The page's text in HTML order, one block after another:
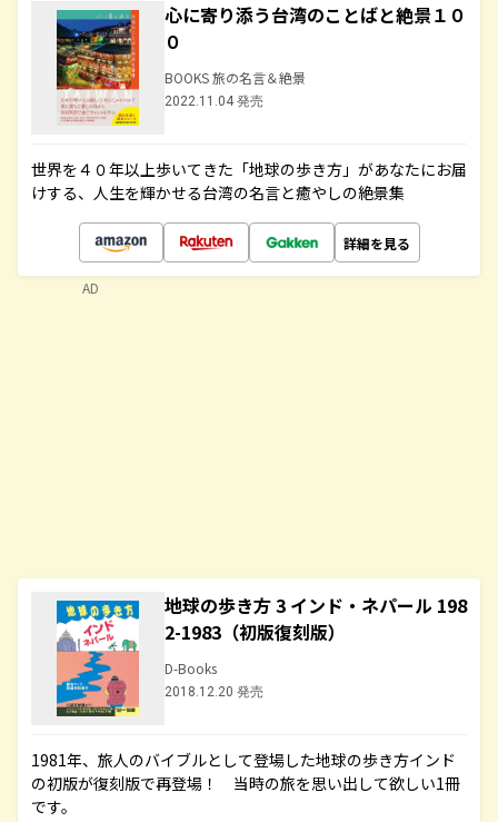
心に寄り添う台湾のことばと絶景１０
０
BOOKS 旅の名言＆絶景
2022.11.04 発売
世界を４０年以上歩いてきた「地球の歩き方」があなたにお届
けする、人生を輝かせる台湾の名言と癒やしの絶景集
詳細を見る
地球の歩き方 3 インド・ネパール 198
2-1983（初版復刻版）
D-Books
2018.12.20 発売
1981年、旅人のバイブルとして登場した地球の歩き方インド
の初版が復刻版で再登場！ 当時の旅を思い出して欲しい1冊
です。
AD